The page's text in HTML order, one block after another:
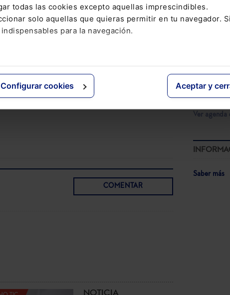
todas las cookies excepto aquellas imprescindibles.
solo aquellas que quieras permitir en tu navegador.
para la navegación.
Configurar cookies Aceptar y
incluye: . El servicio “Extras Mementos”
cualquier momento si un número marginal
. Un servicio dealerta vía e-mail
también en el siguientePack con un
todas las modificaciones en materia
Pack Memento Social + Memento Express
COMENTAR
Congreso
de Lefebvre
Congreso
V Congreso
12-05-2026
Ver agenda
Saber más